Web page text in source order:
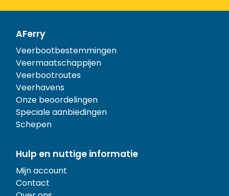
AFerry
Veerbootbestemmingen
Veermaatschappijen
Veerbootroutes
Veerhavens
Onze beoordelingen
Speciale aanbiedingen
Schepen
Hulp en nuttige informatie
Mijn account
Contact